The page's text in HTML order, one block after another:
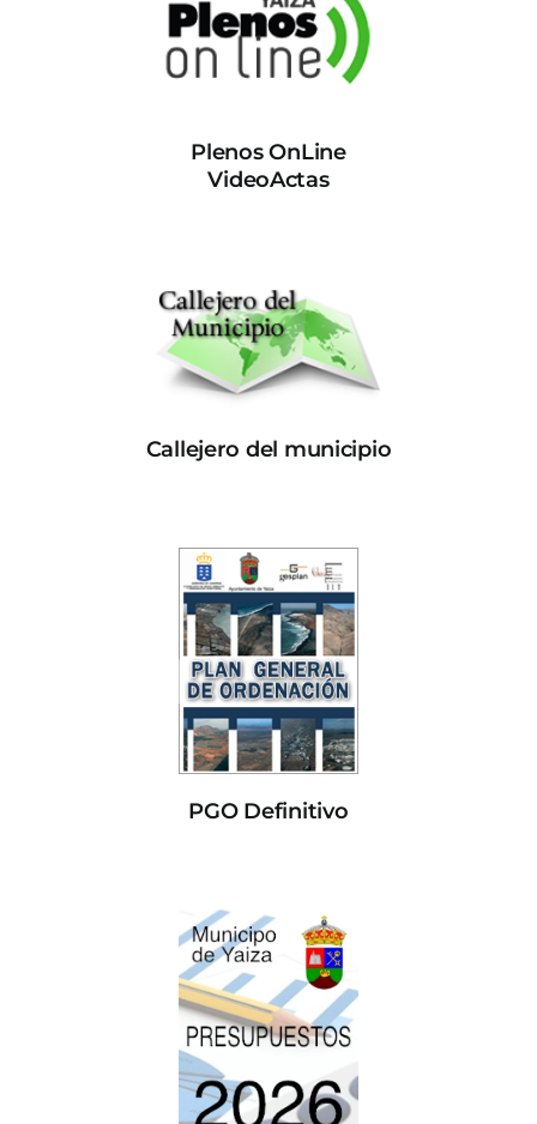
Plenos OnLine
VideoActas
Callejero del municipio
PGO Definitivo